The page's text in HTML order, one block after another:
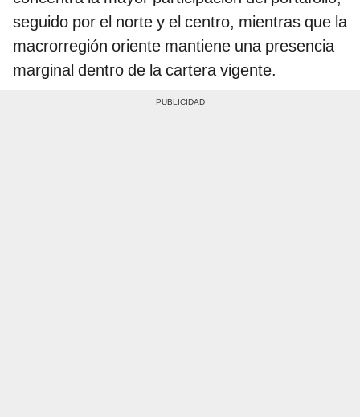
seguido por el norte y el centro, mientras que la
macrorregión oriente mantiene una presencia
marginal dentro de la cartera vigente.